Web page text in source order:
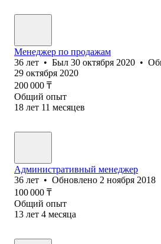
Менеджер по продажам
36 лет • Был 30 октября 2020 •
29 октября 2020
200 000 ₸
Общий опыт
18 лет 11 месяцев
Административный менеджер
36 лет • Обновлено 2 ноября 2018
100 000 ₸
Общий опыт
13 лет 4 месяца